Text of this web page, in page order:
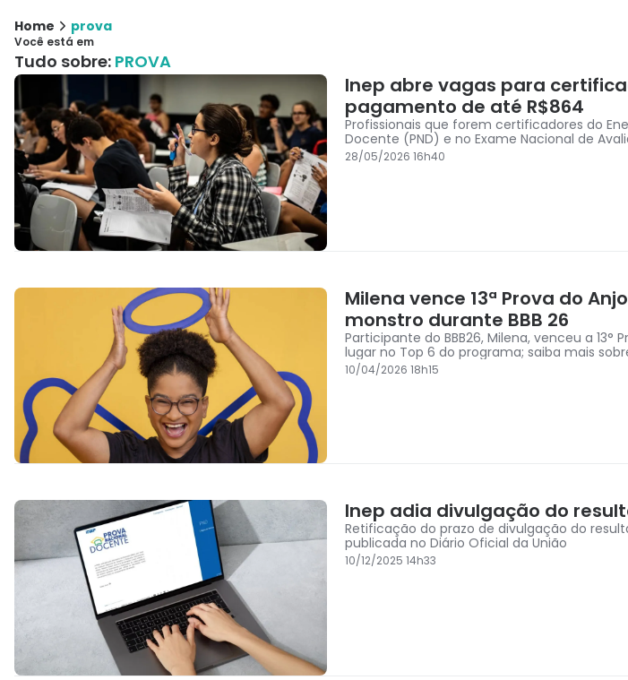
Home prova
Você está em
Tudo sobre: PROVA
Inep abre vagas para
pagamento de até R$864
Profissionais que forem certificadores do
Docente (PND) e no Exame Nacional de
28/05/2026 16h40
Milena vence 13ª Prova do
monstro durante BBB 26
Participante do BBB26, Milena, venceu a 13°
lugar no Top 6 do programa; saiba mais
10/04/2026 18h15
Inep adia divulgação do
Retificação do prazo de divulgação do
publicada no Diário Oficial da União
10/12/2025 14h33